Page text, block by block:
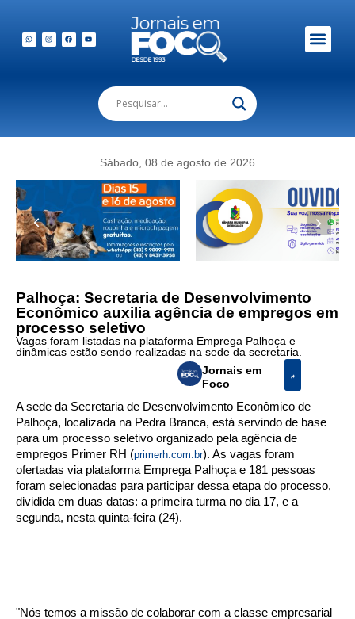
Sábado, 08 de agosto de 2026
Palhoça: Secretaria de Desenvolvimento
Econômico auxilia agência de empregos em
processo seletivo
Vagas foram listadas na plataforma Emprega Palhoça e
dinâmicas estão sendo realizadas na sede da secretaria.
Jornais em
Foco
A sede da Secretaria de Desenvolvimento Econômico de
Palhoça, localizada na Pedra Branca, está servindo de base
para um processo seletivo organizado pela agência de
empregos Primer RH (primerh.com.br). As vagas foram
ofertadas via plataforma Emprega Palhoça e 181 pessoas
foram selecionadas para participar dessa etapa do processo,
dividida em duas datas: a primeira turma no dia 17, e a
segunda, nesta quinta-feira (24).
"Nós temos a missão de colaborar com a classe empresarial